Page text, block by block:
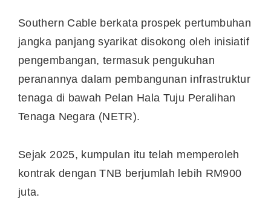
Southern Cable berkata prospek pertumbuhan
jangka panjang syarikat disokong oleh inisiatif
pengembangan, termasuk pengukuhan
peranannya dalam pembangunan infrastruktur
tenaga di bawah Pelan Hala Tuju Peralihan
Tenaga Negara (NETR).
Sejak 2025, kumpulan itu telah memperoleh
kontrak dengan TNB berjumlah lebih RM900
juta.